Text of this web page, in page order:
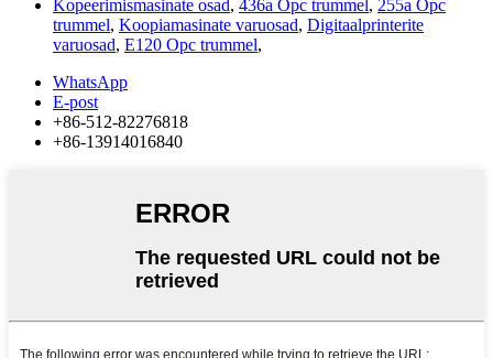
Kopeerimismasinate osad, 436a Opc trummel, 255a Opc
trummel, Koopiamasinate varuosad, Digitaalprinterite
varuosad, E120 Opc trummel,
WhatsApp
E-post
+86-512-82276818
+86-13914016840